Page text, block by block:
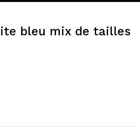
bleu mix de tailles